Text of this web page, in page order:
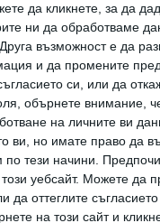
да кликнете, за да
ни да обработваме
възможност е да
и да промените
си, или да
обърнете внимание,
на личните ви
ви, но имате право да
по тези начини.
уебсайт. Можете да
да оттеглите
на този сайт и